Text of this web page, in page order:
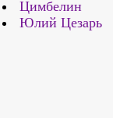
Цимбелин
Юлий Цезарь